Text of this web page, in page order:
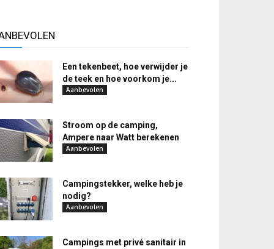
Een tekenbeet, hoe verwijder je
de teek en hoe voorkom je...
Aanbevolen
Stroom op de camping,
Ampere naar Watt berekenen
Aanbevolen
Campingstekker, welke heb je
nodig?
Aanbevolen
Campings met privé sanitair in